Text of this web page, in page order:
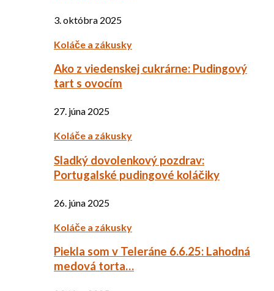
3. októbra 2025
Koláče a zákusky
Ako z viedenskej cukrárne: Pudingový
tart s ovocím
27. júna 2025
Koláče a zákusky
Sladký dovolenkový pozdrav:
Portugalské pudingové koláčiky
26. júna 2025
Koláče a zákusky
Piekla som v Teleráne 6.6.25: Lahodná
medová torta…